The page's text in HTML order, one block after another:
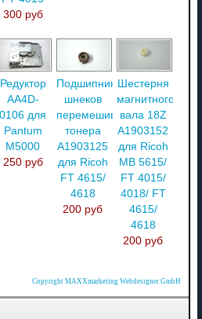
300 руб
Редуктор
AA4D-
0106 для
Pantum
M5000
250 руб
Подшипник
шнеков
перемешивания
тонера
A1903125
для Ricoh
FT 4615/
4618
200 руб
Шестерня
магнитного
вала 18Z
A1903152
для Ricoh
MB 5615/
FT 4015/
4018/ FT
4615/
4618
200 руб
Copyright MAXXmarketing Webdesigner GmbH